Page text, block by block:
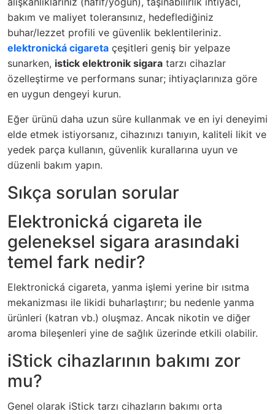
bakım ve maliyet toleransınız, hedeflediğiniz
buhar/lezzet profili ve güvenlik beklentileriniz.
elektronická cigareta çeşitleri geniş bir yelpaze
sunarken, istick elektronik sigara tarzı cihazlar
özelleştirme ve performans sunar; ihtiyaçlarınıza göre
en uygun dengeyi kurun.
Eğer ürünü daha uzun süre kullanmak ve en iyi deneyimi
elde etmek istiyorsanız, cihazınızı tanıyın, kaliteli likit ve
yedek parça kullanın, güvenlik kurallarına uyun ve
düzenli bakım yapın.
Sıkça sorulan sorular
Elektronická cigareta ile
geleneksel sigara arasındaki
temel fark nedir?
Elektronická cigareta, yanma işlemi yerine bir ısıtma
mekanizması ile likidi buharlaştırır; bu nedenle yanma
ürünleri (katran vb.) oluşmaz. Ancak nikotin ve diğer
aroma bileşenleri yine de sağlık üzerinde etkili olabilir.
iStick cihazlarının bakımı zor
mu?
Genel olarak iStick tarzı cihazların bakımı orta